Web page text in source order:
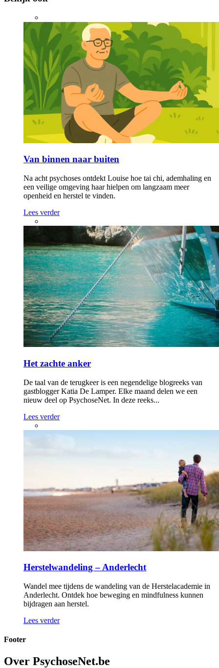
Van binnen naar buiten
Na acht psychoses ontdekt Louise hoe tai chi, ademhaling en
een veilige omgeving haar hielpen om langzaam meer
openheid en herstel te vinden.
Lees verder
Het zachte anker
De taal van de terugkeer is een negendelige blogreeks van
gastblogger Katia De Lamper. Elke maand delen we een
nieuw deel op PsychoseNet. In deze reeks...
Lees verder
Herstelwandeling – Anderlecht
Wandel mee tijdens de wandeling van de Herstelacademie in
Anderlecht. Ontdek hoe beweging en mindfulness kunnen
bijdragen aan herstel.
Lees verder
Footer
Over PsychoseNet.be